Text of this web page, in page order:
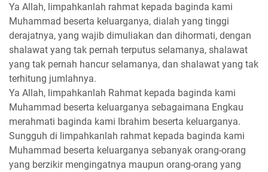
Ya Allah, limpahkanlah rahmat kepada baginda kami
Muhammad beserta keluarganya, dialah yang tinggi
derajatnya, yang wajib dimuliakan dan dihormati, dengan
shalawat yang tak pernah terputus selamanya, shalawat
yang tak pernah hancur selamanya, dan shalawat yang tak
terhitung jumlahnya.
Ya Allah, limpahkanlah Rahmat kepada baginda kami
Muhammad beserta keluarganya sebagaimana Engkau
merahmati baginda kami Ibrahim beserta keluarganya.
Sungguh di limpahkanlah rahmat kepada baginda kami
Muhammad beserta keluarganya sebanyak orang-orang
yang berzikir mengingatnya maupun orang-orang yang